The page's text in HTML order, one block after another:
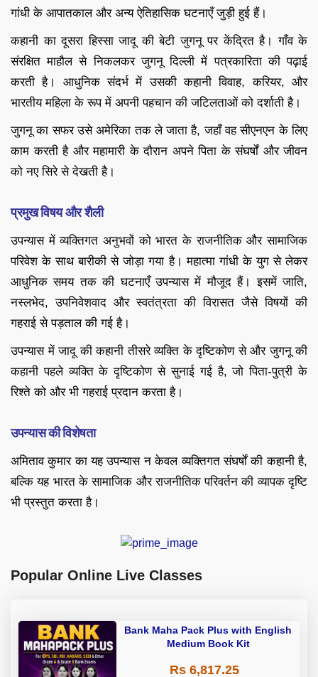
गांधी के आपातकाल और अन्य ऐतिहासिक घटनाएँ जुड़ी हुई हैं।
कहानी का दूसरा हिस्सा जादू की बेटी जुगनू पर केंद्रित है। गाँव के
संरक्षित माहौल से निकलकर जुगनू दिल्ली में पत्रकारिता की पढ़ाई
करती है। आधुनिक संदर्भ में उसकी कहानी विवाह, करियर, और
भारतीय महिला के रूप में अपनी पहचान की जटिलताओं को दर्शाती है।
जुगनू का सफर उसे अमेरिका तक ले जाता है, जहाँ वह सीएनएन के लिए
काम करती है और महामारी के दौरान अपने पिता के संघर्षों और जीवन
को नए सिरे से देखती है।
प्रमुख विषय और शैली
उपन्यास में व्यक्तिगत अनुभवों को भारत के राजनीतिक और सामाजिक
परिवेश के साथ बारीकी से जोड़ा गया है। महात्मा गांधी के युग से लेकर
आधुनिक समय तक की घटनाएँ उपन्यास में मौजूद हैं। इसमें जाति,
नस्लभेद, उपनिवेशवाद और स्वतंत्रता की विरासत जैसे विषयों की
गहराई से पड़ताल की गई है।
उपन्यास में जादू की कहानी तीसरे व्यक्ति के दृष्टिकोण से और जुगनू की
कहानी पहले व्यक्ति के दृष्टिकोण से सुनाई गई है, जो पिता-पुत्री के
रिश्ते को और भी गहराई प्रदान करता है।
उपन्यास की विशेषता
अमिताव कुमार का यह उपन्यास न केवल व्यक्तिगत संघर्षों की कहानी है,
बल्कि यह भारत के सामाजिक और राजनीतिक परिवर्तन की व्यापक दृष्टि
भी प्रस्तुत करता है।
Popular Online Live Classes
Bank Maha Pack Plus with English
Medium Book Kit
Rs 6,817.25